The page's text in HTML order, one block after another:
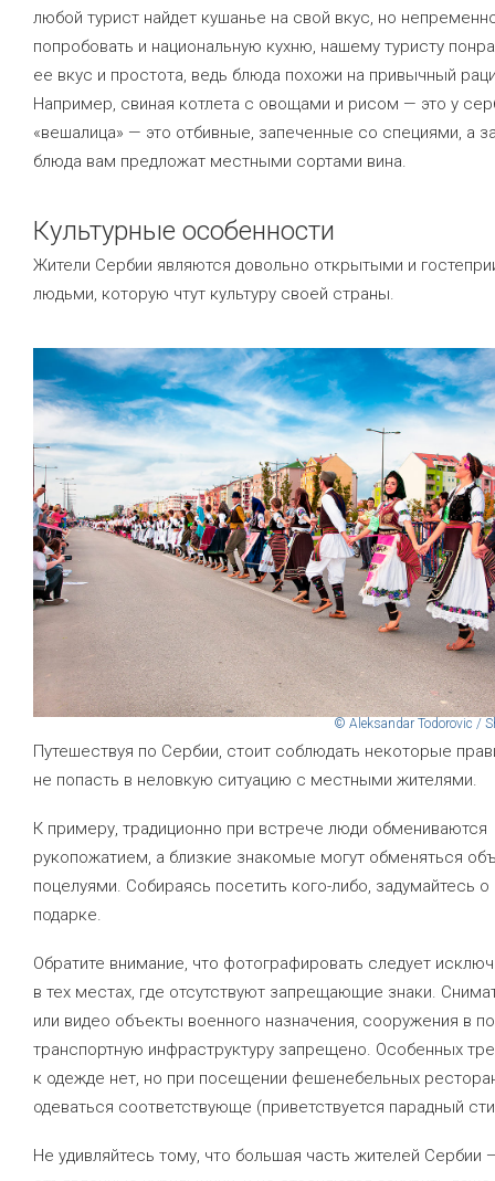
любой турист найдет кушанье на свой вкус, но
попробовать и национальную кухню, нашему туристу
ее вкус и простота, ведь блюда похожи на привычный
Например, свиная котлета с овощами и рисом — это у
«вешалица» — это отбивные, запеченные со специями, а
блюда вам предложат местными сортами вина.
Культурные особенности
Жители Сербии являются довольно открытыми и
людьми, которую чтут культуру своей страны.
© Aleksandar Todorovic /
Путешествуя по Сербии, стоит соблюдать некоторые
не попасть в неловкую ситуацию с местными жителями.
К примеру, традиционно при встрече люди обмениваются
рукопожатием, а близкие знакомые могут обменяться
поцелуями. Собираясь посетить кого-либо, задумайтесь
подарке.
Обратите внимание, что фотографировать следует
в тех местах, где отсутствуют запрещающие знаки.
или видео объекты военного назначения, сооружения в
транспортную инфраструктуру запрещено. Особенных
к одежде нет, но при посещении фешенебельных
одеваться соответствующе (приветствуется парадный
Не удивляйтесь тому, что большая часть жителей Сербии